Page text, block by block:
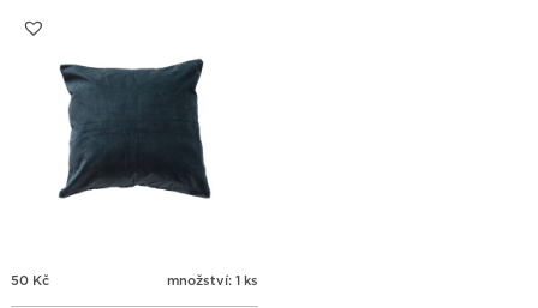
50 Kč množství: 1 ks